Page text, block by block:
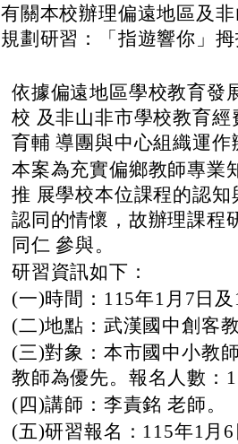
有關本校辦理偏遠地區及
規劃研習：「指遊響你」
依據偏遠地區學校教育發
校 及非山非市學校教育
育輔 導團與中心組織運作
本案為充實偏鄉教師專業
推 展學校本位課程的認
認同的情懷，故辦理課程
同仁 參與。
研習資訊如下：
(一)時間：115年1月7日
(二)地點：武漢國中創客
(三)對象：本市國中小教
教師為優先。報名人數：
(四)講師：李責銘 老師。
(五)研習報名：115年1月